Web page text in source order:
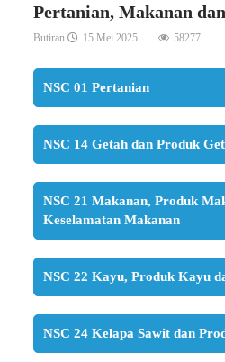
Pertanian, Makanan
Butiran 15 Mei 2025 58277
NSC 01 Pertanian
NSC 14 Getah dan Produk
NSC 21 Makanan, Produk
Keselamatan Makanan
NSC 22 Kayu, Produk Kayu
NSC 24 Kelapa Sawit dan